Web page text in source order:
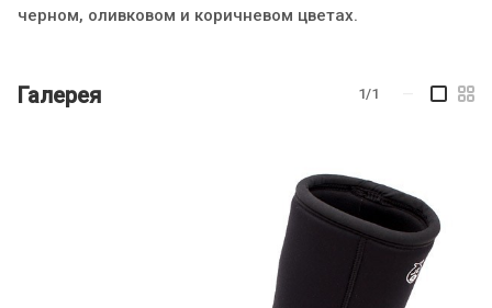
черном, оливковом и коричневом цветах.
Галерея 1/1